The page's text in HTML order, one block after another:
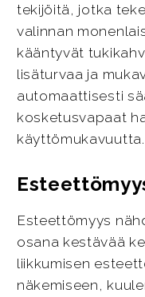
tekijöitä, jotka
valinnan
kääntyvät
lisäturvaa ja
automaattisesti
kosketusvapaat
käyttömukavuutta.
Esteettömyys
osana kestävää
liikkumisen
näkemiseen,